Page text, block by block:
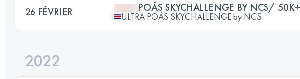
26 FÉVRIER POÁS SKYCHALLENGE BY NCS/ 50K+
ULTRA POÁS SKYCHALLENGE by NCS
2022